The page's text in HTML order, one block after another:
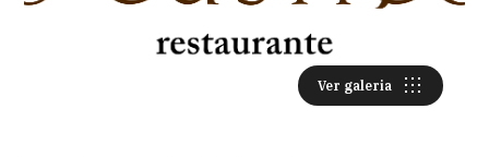
Ver galeria